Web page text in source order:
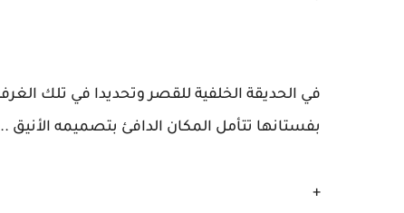
في الحديقة الخلفية للقصر وتحديدا في تلك
بفستانها تتأمل المكان الدافئ بتصميمه الأنيق
+